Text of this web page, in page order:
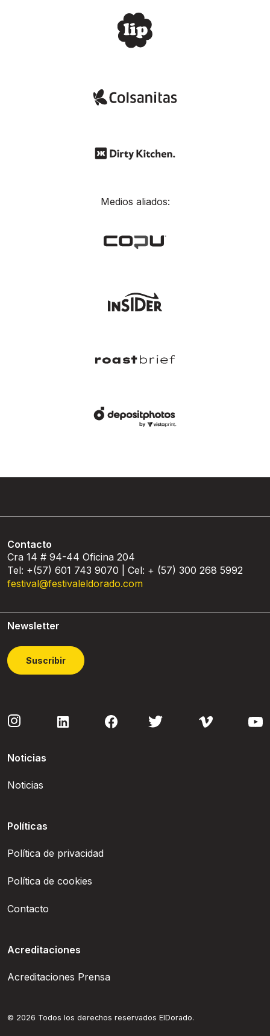
Medios aliados:
Contacto
Cra 14 # 94-44 Oficina 204
Tel: +(57) 601 743 9070 | Cel: + (57) 300 268 5992
festival@festivaleldorado.com
Newsletter
Suscribir
Noticias
Noticias
Políticas
Política de privacidad
Política de cookies
Contacto
Acreditaciones
Acreditaciones Prensa
© 2026 Todos los derechos reservados ElDorado.